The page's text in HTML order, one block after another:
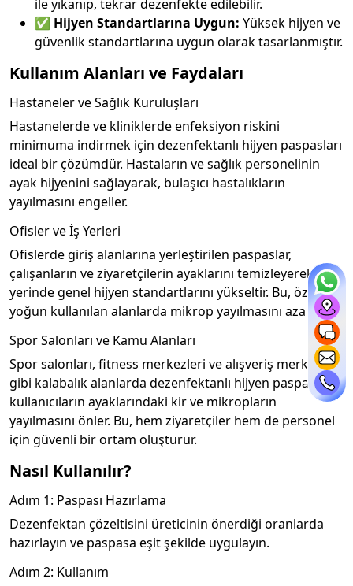
ile yıkanıp, tekrar dezenfekte edilebilir.
✅ Hijyen Standartlarına Uygun: Yüksek hijyen ve
güvenlik standartlarına uygun olarak tasarlanmıştır.
Kullanım Alanları ve Faydaları
Hastaneler ve Sağlık Kuruluşları
Hastanelerde ve kliniklerde enfeksiyon riskini
minimuma indirmek için dezenfektanlı hijyen paspasları
ideal bir çözümdür. Hastaların ve sağlık personelinin
ayak hijyenini sağlayarak, bulaşıcı hastalıkların
yayılmasını engeller.
Ofisler ve İş Yerleri
Ofislerde giriş alanlarına yerleştirilen paspaslar,
çalışanların ve ziyaretçilerin ayaklarını temizleyerek, iş
yerinde genel hijyen standartlarını yükseltir. Bu, özellikle
yoğun kullanılan alanlarda mikrop yayılmasını azaltır.
Spor Salonları ve Kamu Alanları
Spor salonları, fitness merkezleri ve alışveriş merkezleri
gibi kalabalık alanlarda dezenfektanlı hijyen paspasları,
kullanıcıların ayaklarındaki kir ve mikropların
yayılmasını önler. Bu, hem ziyaretçiler hem de personel
için güvenli bir ortam oluşturur.
Nasıl Kullanılır?
Adım 1: Paspası Hazırlama
Dezenfektan çözeltisini üreticinin önerdiği oranlarda
hazırlayın ve paspasa eşit şekilde uygulayın.
Adım 2: Kullanım